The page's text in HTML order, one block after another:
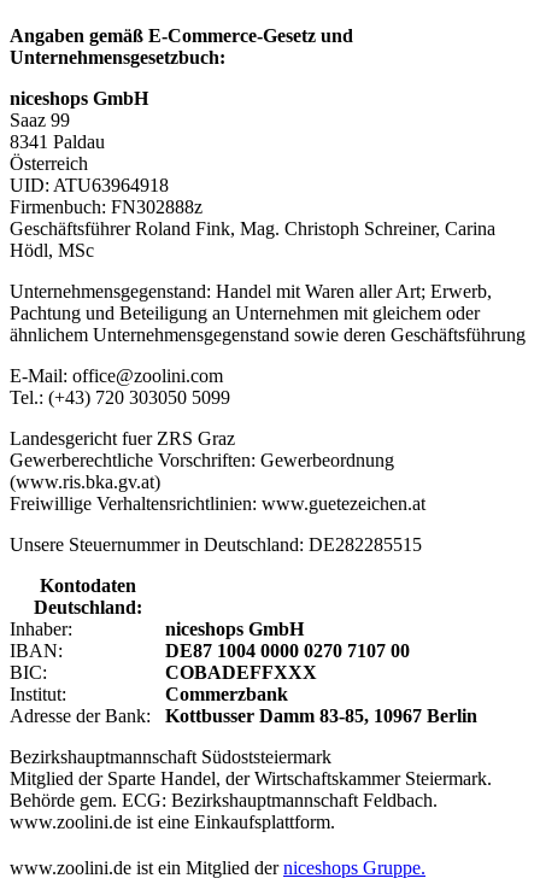
Angaben gemäß E-Commerce-Gesetz und
Unternehmensgesetzbuch:
niceshops GmbH
Saaz 99
8341 Paldau
Österreich
UID: ATU63964918
Firmenbuch: FN302888z
Geschäftsführer Roland Fink, Mag. Christoph Schreiner, Carina
Hödl, MSc
Unternehmensgegenstand: Handel mit Waren aller Art; Erwerb,
Pachtung und Beteiligung an Unternehmen mit gleichem oder
ähnlichem Unternehmensgegenstand sowie deren Geschäftsführung
E-Mail: office@zoolini.com
Tel.: (+43) 720 303050 5099
Landesgericht fuer ZRS Graz
Gewerberechtliche Vorschriften: Gewerbeordnung
(www.ris.bka.gv.at)
Freiwillige Verhaltensrichtlinien: www.guetezeichen.at
Unsere Steuernummer in Deutschland: DE282285515
Kontodaten
Deutschland:
Inhaber:
niceshops GmbH
IBAN:
DE87 1004 0000 0270 7107 00
BIC:
COBADEFFXXX
Institut:
Commerzbank
Adresse der Bank:
Kottbusser Damm 83-85, 10967 Berlin
Bezirkshauptmannschaft Südoststeiermark
Mitglied der Sparte Handel, der Wirtschaftskammer Steiermark.
Behörde gem. ECG: Bezirkshauptmannschaft Feldbach.
www.zoolini.de ist eine Einkaufsplattform.
www.zoolini.de ist ein Mitglied derniceshops Gruppe.